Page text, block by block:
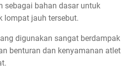
sebagai bahan dasar untuk
lompat jauh tersebut.
digunakan sangat berdampak
benturan dan kenyamanan atlet